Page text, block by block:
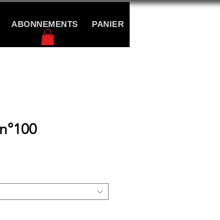
ABONNEMENTS PANIER